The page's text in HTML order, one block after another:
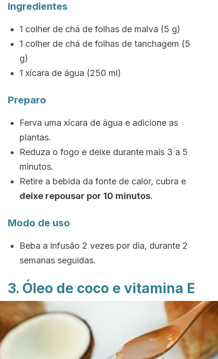
Ingredientes
1 colher de chá de folhas de malva (5 g)
1 colher de chá de folhas de tanchagem (5
g)
1 xícara de água (250 ml)
Preparo
Ferva uma xícara de água e adicione as
plantas.
Reduza o fogo e deixe durante mais 3 a 5
minutos.
Retire a bebida da fonte de calor, cubra e
deixe repousar por 10 minutos.
Modo de uso
Beba a infusão 2 vezes por dia, durante 2
semanas seguidas.
3. Óleo de coco e vitamina E